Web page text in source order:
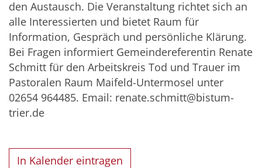
den Austausch. Die Veranstaltung richtet sich an
alle Interessierten und bietet Raum für
Information, Gespräch und persönliche Klärung.
Bei Fragen informiert Gemeindereferentin Renate
Schmitt für den Arbeitskreis Tod und Trauer im
Pastoralen Raum Maifeld-Untermosel unter
02654 964485. Email: renate.schmitt@bistum-
trier.de
In Kalender eintragen